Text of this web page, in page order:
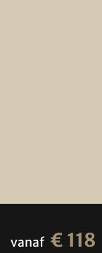
vanaf € 118